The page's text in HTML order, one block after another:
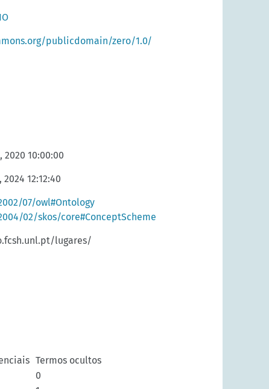
publicdomain/zero/1.0/
2020 10:00:00
12:12:40
07/owl#Ontology
02/skos/core#ConceptScheme
lugares/
Termos ocultos
0